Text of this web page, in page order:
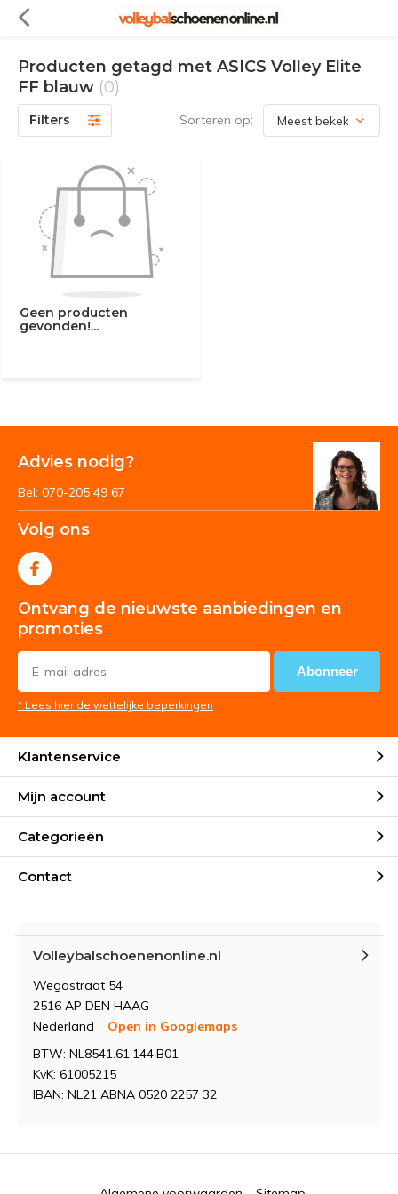
Producten getagd met ASICS Volley Elite
FF blauw (0)
Filters Sorteren op:
Geen producten
gevonden!...
Advies nodig?
Bel: 070-205 49 67
Volg ons
Ontvang de nieuwste aanbiedingen en
promoties
Abonneer
* Lees hier de wettelijke beperkingen
Klantenservice
Mijn account
Categorieën
Contact
Volleybalschoenenonline.nl
Wegastraat 54
2516 AP DEN HAAG
Nederland
Open in Googlemaps
BTW: NL8541.61.144.B01
KvK: 61005215
IBAN: NL21 ABNA 0520 2257 32